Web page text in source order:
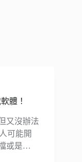
體！
又沒辦法
可能開
或是…